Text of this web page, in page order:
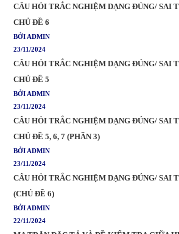
CÂU HỎI TRẮC NGHIỆM DẠNG ĐÚNG/ SAI
CHỦ ĐỀ 6
BỞI ADMIN
23/11/2024
CÂU HỎI TRẮC NGHIỆM DẠNG ĐÚNG/ SAI
CHỦ ĐỀ 5
BỞI ADMIN
23/11/2024
CÂU HỎI TRẮC NGHIỆM DẠNG ĐÚNG/ SAI
CHỦ ĐỀ 5, 6, 7 (PHẦN 3)
BỞI ADMIN
23/11/2024
CÂU HỎI TRẮC NGHIỆM DẠNG ĐÚNG/ SAI
(CHỦ ĐỀ 6)
BỞI ADMIN
22/11/2024